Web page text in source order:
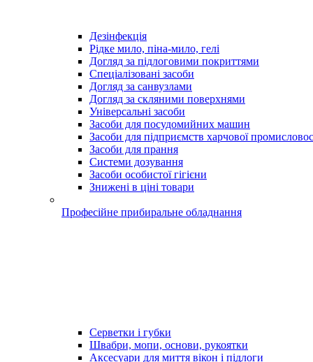
Дезінфекція
Рідке мило, піна-мило, гелі
Догляд за підлоговими покриттями
Спеціалізовані засоби
Догляд за санвузлами
Догляд за скляними поверхнями
Універсальні засоби
Засоби для посудомийних машин
Засоби для підприємств харчової
Засоби для прання
Системи дозування
Засоби особистої гігієни
Знижені в ціні товари
Професійне прибиральне обладнання
Серветки і губки
Швабри, мопи, основи, рукоятки
Аксесуари для миття вікон і підлоги